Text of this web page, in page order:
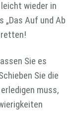
wieder in
„Das Auf und Ab
retten!
Sie es
Sie die
muss,